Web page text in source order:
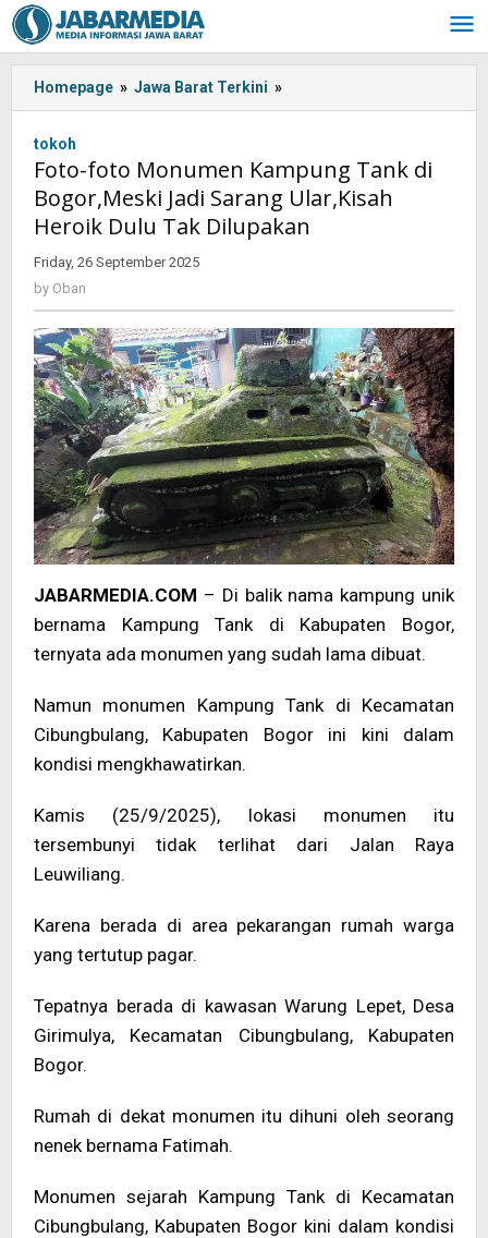
Skip
to
content
Homepage » Jawa Barat Terkini »
foto
Tank
di
Bogor,Meski
Heroik
Dulu
Tak
Dilupakan
tokoh
Foto-foto Monumen Kampung Tank di
Bogor,Meski Jadi Sarang Ular,Kisah
Heroik Dulu Tak Dilupakan
Friday, 26 September 2025
by Oban
JABARMEDIA.COM – Di balik nama kampung unik
bernama Kampung Tank di Kabupaten Bogor,
ternyata ada monumen yang sudah lama dibuat.
Namun monumen Kampung Tank di Kecamatan
Cibungbulang, Kabupaten Bogor ini kini dalam
kondisi mengkhawatirkan.
Kamis (25/9/2025), lokasi monumen itu
tersembunyi tidak terlihat dari Jalan Raya
Leuwiliang.
Karena berada di area pekarangan rumah warga
yang tertutup pagar.
Tepatnya berada di kawasan Warung Lepet, Desa
Girimulya, Kecamatan Cibungbulang, Kabupaten
Bogor.
Rumah di dekat monumen itu dihuni oleh seorang
nenek bernama Fatimah.
Monumen sejarah Kampung Tank di Kecamatan
Cibungbulang, Kabupaten Bogor kini dalam kondisi